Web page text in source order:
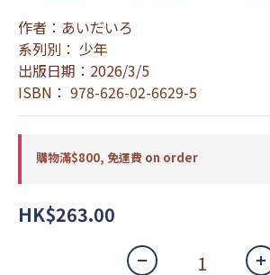
作者：あいだいろ
系列別： 少年
出版日期：2026/3/5
ISBN： 978-626-02-6629-5
購物滿$800, 免運費 on order
HK$263.00